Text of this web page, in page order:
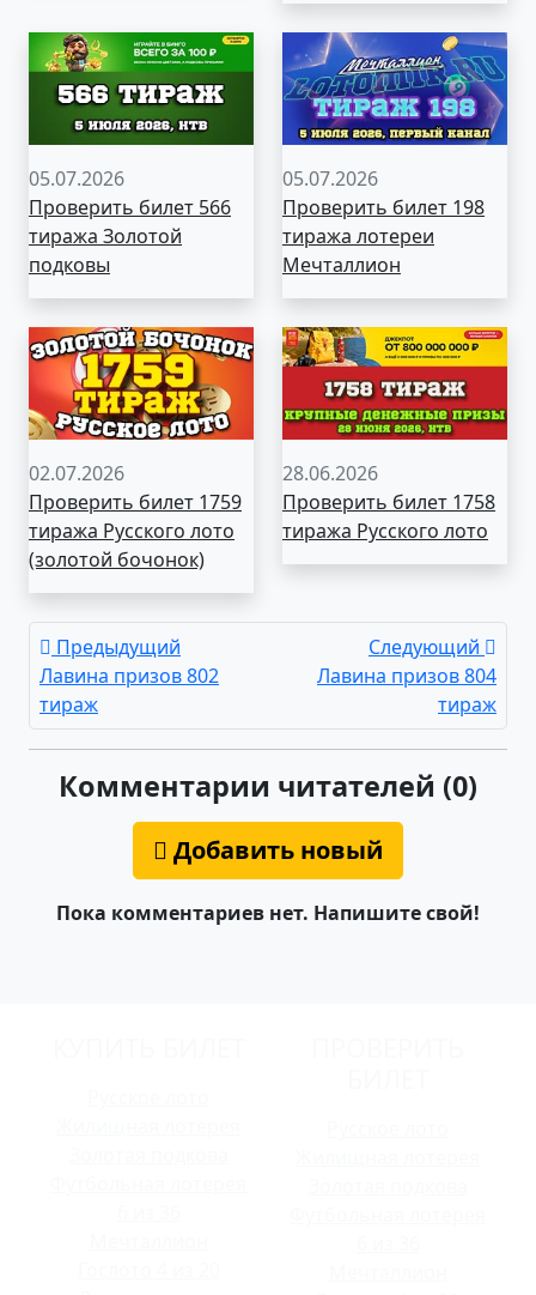
05.07.2026
Проверить билет 566
тиража Золотой
подковы
05.07.2026
Проверить билет 198
тиража лотереи
Мечталлион
02.07.2026
Проверить билет 1759
тиража Русского лото
(золотой бочонок)
28.06.2026
Проверить билет 1758
тиража Русского лото
Предыдущий
Лавина призов 802
тираж
Следующий
Лавина призов 804
тираж
Комментарии читателей (0)
Добавить новый
Пока комментариев нет. Напишите свой!